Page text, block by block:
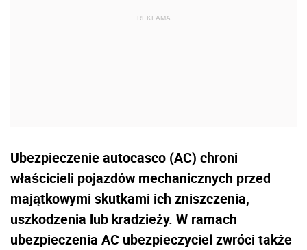
Ubezpieczenie autocasco (AC) chroni
właścicieli pojazdów mechanicznych przed
majątkowymi skutkami ich zniszczenia,
uszkodzenia lub kradzieży. W ramach
ubezpieczenia AC ubezpieczyciel zwróci także